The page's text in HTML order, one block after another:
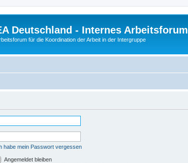
Deutschland - Internes Arbeitsforum
für die Koordination der Arbeit in der Intergruppe
habe mein Passwort vergessen
Angemeldet bleiben